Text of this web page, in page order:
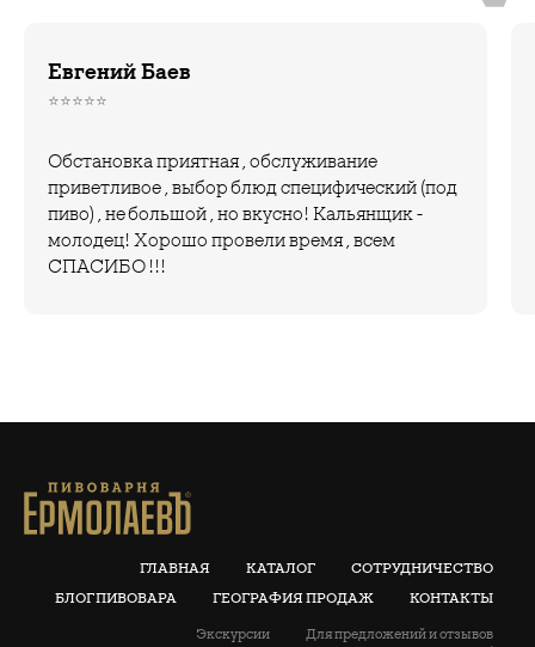
Евгений Баев
⭐️⭐️⭐️⭐️⭐️
Обстановка приятная , обслуживание
приветливое , выбор блюд специфический (под
пиво) , не большой , но вкусно! Кальянщик -
молодец! Хорошо провели время , всем
СПАСИБО !!!
ГЛАВНАЯ КАТАЛОГ
СОТРУДНИЧЕСТВО
БЛОГ ПИВОВАРА
ГЕОГРАФИЯ ПРОДАЖ
КОНТАКТЫ
Экскурсии
Для предложений и отзывов